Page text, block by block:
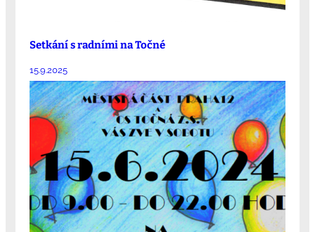
Setkání s radními na Točné
15.9.2025